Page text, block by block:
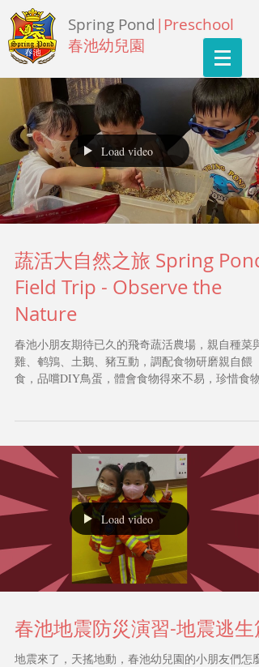
Spring Pond |Preschool
春池幼兒園
Load video
蔬活大自然之旅 Spring Pond
Field Trip - Observe the
Nature
春池小朋友期待已久的飛奇蔬活農場，親自種菜與
雞、鹌鶉、土鵝、豬互動，調配食物研磨親自餵
食，品嚐DIY鳥蛋，體會食物得來不易，珍惜食物
Load video
春池地震防災演習-地震逃生
地震來了，天搖地動，春池幼兒園的小朋友們怎麼